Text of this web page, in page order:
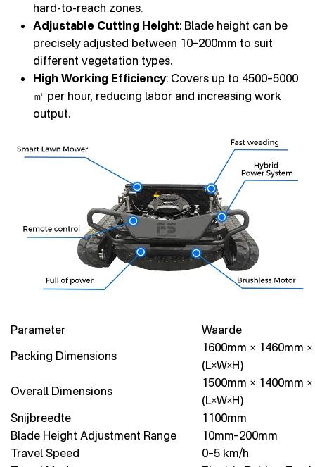
hard-to-reach zones.
Adjustable Cutting Height: Blade height can be
precisely adjusted between 10–200mm to suit
different vegetation types.
High Working Efficiency: Covers up to 4500–5000
㎡ per hour, reducing labor and increasing work
output.
Parameter
Waarde
Packing Dimensions
1600mm × 1460mm
(L×W×H)
Overall Dimensions
1500mm × 1400mm
(L×W×H)
Snijbreedte
1100mm
Blade Height Adjustment Range
10mm–200mm
Travel Speed
0–5 km/h